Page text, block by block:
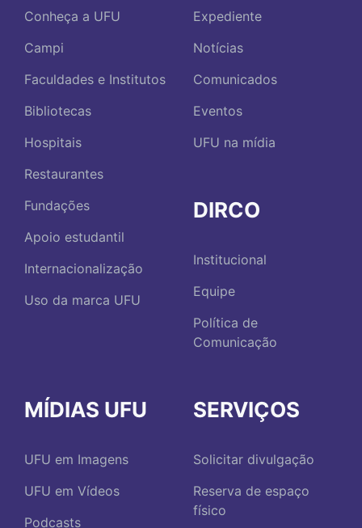
Conheça a UFU
Campi
Faculdades e Institutos
Bibliotecas
Hospitais
Restaurantes
Fundações
Apoio estudantil
Internacionalização
Uso da marca UFU
Expediente
Notícias
Comunicados
Eventos
UFU na mídia
DIRCO
Institucional
Equipe
Política de
Comunicação
MÍDIAS UFU
UFU em Imagens
UFU em Vídeos
Podcasts
SERVIÇOS
Solicitar divulgação
Reserva de espaço
físico